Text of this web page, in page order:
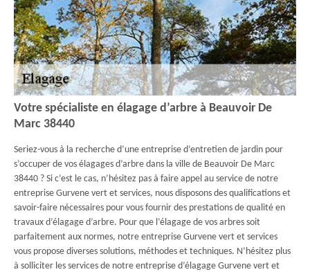
Votre spécialiste en élagage d’arbre à Beauvoir De
Marc 38440
Seriez-vous à la recherche d’une entreprise d’entretien de jardin pour
s’occuper de vos élagages d’arbre dans la ville de Beauvoir De Marc
38440 ? Si c’est le cas, n’hésitez pas à faire appel au service de notre
entreprise Gurvene vert et services, nous disposons des qualifications et
savoir-faire nécessaires pour vous fournir des prestations de qualité en
travaux d’élagage d’arbre. Pour que l’élagage de vos arbres soit
parfaitement aux normes, notre entreprise Gurvene vert et services
vous propose diverses solutions, méthodes et techniques. N’hésitez plus
à solliciter les services de notre entreprise d’élagage Gurvene vert et